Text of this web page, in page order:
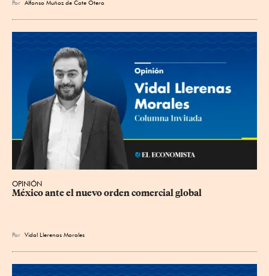
Por Alfonso Muñoz de Cote Otero
OPINIÓN
México ante el nuevo orden comercial global
Por Vidal Llerenas Morales